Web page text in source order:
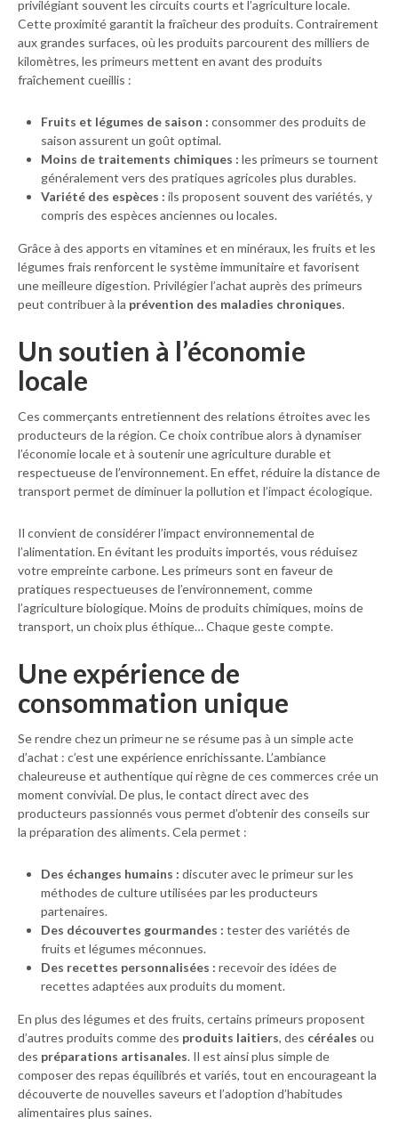
privilégiant souvent les circuits courts et l’agriculture locale.
Cette proximité garantit la fraîcheur des produits. Contrairement
aux grandes surfaces, où les produits parcourent des milliers de
kilomètres, les primeurs mettent en avant des produits
fraîchement cueillis :
Fruits et légumes de saison : consommer des produits de
saison assurent un goût optimal.
Moins de traitements chimiques : les primeurs se tournent
généralement vers des pratiques agricoles plus durables.
Variété des espèces : ils proposent souvent des variétés, y
compris des espèces anciennes ou locales.
Grâce à des apports en vitamines et en minéraux, les fruits et les
légumes frais renforcent le système immunitaire et favorisent
une meilleure digestion. Privilégier l’achat auprès des primeurs
peut contribuer à la prévention des maladies chroniques.
Un soutien à l’économie
locale
Ces commerçants entretiennent des relations étroites avec les
producteurs de la région. Ce choix contribue alors à dynamiser
l’économie locale et à soutenir une agriculture durable et
respectueuse de l’environnement. En effet, réduire la distance de
transport permet de diminuer la pollution et l’impact écologique.
Il convient de considérer l’impact environnemental de
l’alimentation. En évitant les produits importés, vous réduisez
votre empreinte carbone. Les primeurs sont en faveur de
pratiques respectueuses de l’environnement, comme
l’agriculture biologique. Moins de produits chimiques, moins de
transport, un choix plus éthique… Chaque geste compte.
Une expérience de
consommation unique
Se rendre chez un primeur ne se résume pas à un simple acte
d’achat : c’est une expérience enrichissante. L’ambiance
chaleureuse et authentique qui règne de ces commerces crée un
moment convivial. De plus, le contact direct avec des
producteurs passionnés vous permet d’obtenir des conseils sur
la préparation des aliments. Cela permet :
Des échanges humains : discuter avec le primeur sur les
méthodes de culture utilisées par les producteurs
partenaires.
Des découvertes gourmandes : tester des variétés de
fruits et légumes méconnues.
Des recettes personnalisées : recevoir des idées de
recettes adaptées aux produits du moment.
En plus des légumes et des fruits, certains primeurs proposent
d’autres produits comme des produits laitiers, des céréales ou
des préparations artisanales. Il est ainsi plus simple de
composer des repas équilibrés et variés, tout en encourageant la
découverte de nouvelles saveurs et l’adoption d’habitudes
alimentaires plus saines.